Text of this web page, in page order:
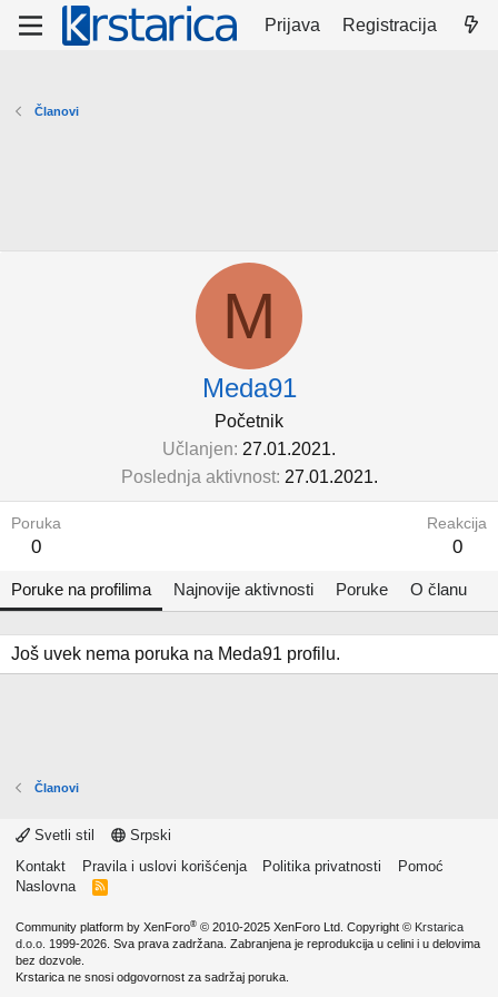
Prijava Registracija
Članovi
M
Meda91
Početnik
Učlanjen 27.01.2021.
Poslednja aktivnost 27.01.2021.
Poruka
0
Reakcija
0
Poruke na profilima Najnovije aktivnosti Poruke O članu
Još uvek nema poruka na Meda91 profilu.
Članovi
Svetli stil
Srpski
Kontakt
Pravila i uslovi korišćenja Politika privatnosti
Pomoć
Naslovna
R
Community platform by XenForo® © 2010-2025 XenForo Ltd. Copyright © Krstarica
d.o.o. 1999-2026. Sva prava zadržana. Zabranjena je reprodukcija u celini i u delovima
bez dozvole.
Krstarica ne snosi odgovornost za sadržaj poruka.